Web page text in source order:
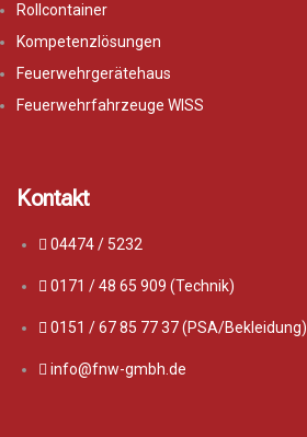
Rollcontainer
Kompetenzlösungen
Feuerwehrgerätehaus
Feuerwehrfahrzeuge WISS
Kontakt
04474 / 5232
0171 / 48 65 909 (Technik)
0151 / 67 85 77 37 (PSA/Bekleidung)
info@fnw-gmbh.de